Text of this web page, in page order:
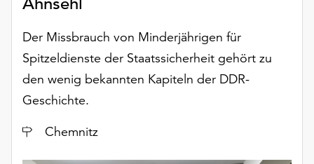
Der Missbrauch von Minderjährigen für
Spitzeldienste der Staatssicherheit gehört zu
den wenig bekannten Kapiteln der DDR-
Geschichte.
Ort
Chemnitz